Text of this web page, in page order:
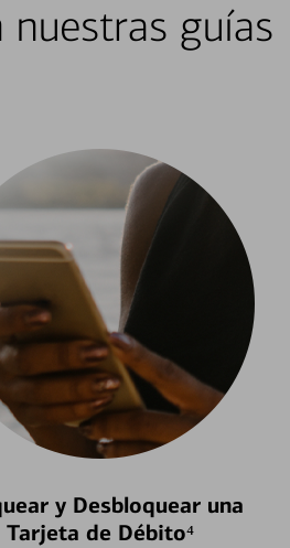
guías
y Desbloquear una
Tarjeta de Débito⁴